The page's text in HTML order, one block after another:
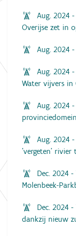
Aug. 2024
Overijse zet in
Aug. 2024
Aug. 2024
Water vijvers in
Aug. 2024
Aug. 2024
'vergeten' rivier
Dec. 2024
Molenbeek-
Dec. 2024
dankzij nieuw